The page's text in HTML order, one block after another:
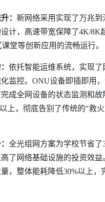
： 新网络采用实现了万兆到
计，高速带宽保障了4K/8K
堂等创新应用的流畅运行。
依托智能运维系统，实现了
监控。ONU设备即插即用
成全网设备的状态监测和故
上，彻底告别了传统的"救
全光组网方案为学校节省了
了网络基础设施的投资效益
，整体能耗降低30%以上，